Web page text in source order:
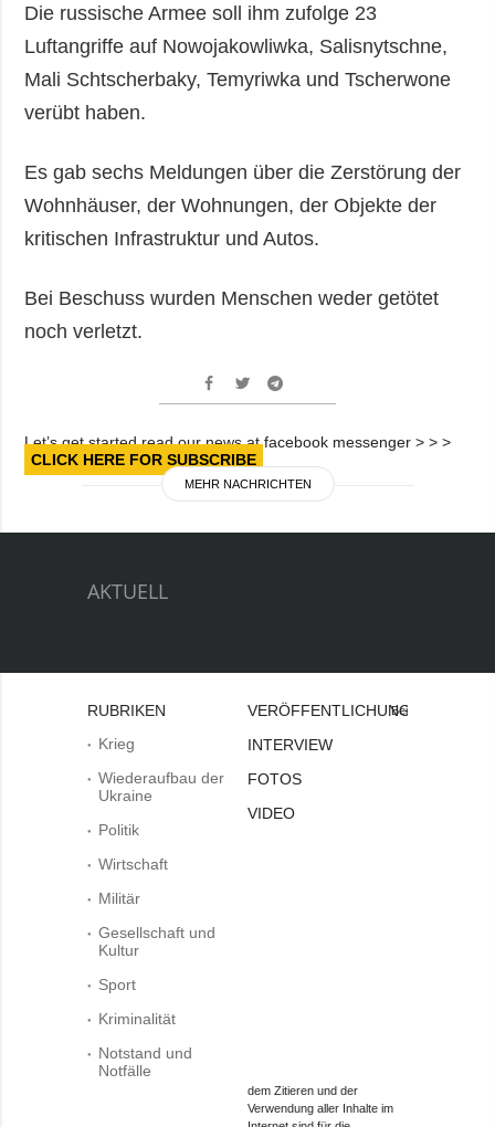
Die russische Armee soll ihm zufolge 23
Luftangriffe auf Nowojakowliwka, Salisnytschne,
Mali Schtscherbaky, Temyriwka und Tscherwone
verübt haben.
Es gab sechs Meldungen über die Zerstörung der
Wohnhäuser, der Wohnungen, der Objekte der
kritischen Infrastruktur und Autos.
Bei Beschuss wurden Menschen weder getötet
noch verletzt.
Let’s get started read our news at facebook messenger > > >
CLICK HERE FOR SUBSCRIBE
MEHR NACHRICHTEN
AKTUELL
RUBRIKEN
Krieg
Wiederaufbau der
Ukraine
Politik
Wirtschaft
Militär
Gesellschaft und
Kultur
Sport
Kriminalität
Notstand und
Notfälle
VERÖFFENTLICHUNGEN
INTERVIEW
FOTOS
VIDEO
Bei
dem Zitieren und der
Verwendung aller Inhalte im